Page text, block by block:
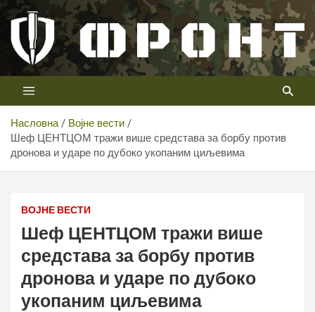
Скип
цонтент
Телевизија ФРОНТ
Први војни канал у Србији
Насловна
Војне вести
Шеф ЦЕНТЦОМ тражи више средстава за борбу против
дронова и ударе по дубоко укопаним циљевима
ВОЈНЕ ВЕСТИ
Шеф ЦЕНТЦОМ тражи више
средстава за борбу против
дронова и ударе по дубоко
укопаним циљевима